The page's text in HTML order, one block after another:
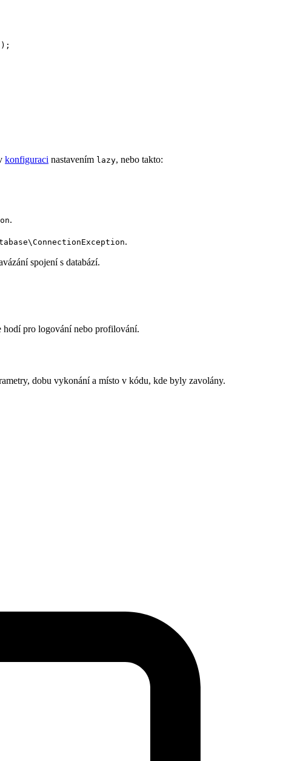
konfiguraci nastavením lazy, nebo takto:
.
.
spojení s databází.
hodí pro logování nebo profilování.
dobu vykonání a místo v kódu, kde byly zavolány.